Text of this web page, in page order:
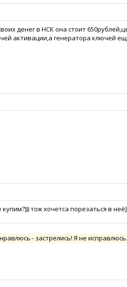
денег в НСК она стоит
активации,а генератора ключей
тож хочетса порезаться в
- застрелись! Я не исправлюсь.